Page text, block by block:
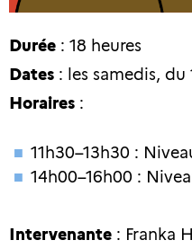
Durée : 18 heures
Dates : les samedis,
Horaires :
11h30–13h30 :
14h00–16h00 :
Intervenante : Franka